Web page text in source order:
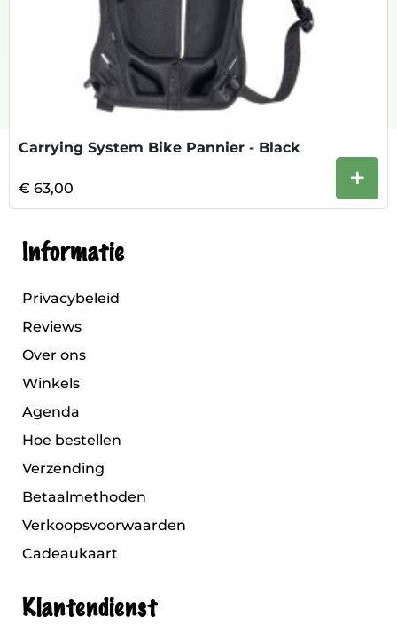
Carrying System Bike Pannier - Black
€ 63,00 +
Informatie
Privacybeleid
Reviews
Over ons
Winkels
Agenda
Hoe bestellen
Verzending
Betaalmethoden
Verkoopsvoorwaarden
Cadeaukaart
Klantendienst